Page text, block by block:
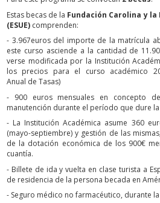
Estas becas de la Fundación Carolina y
(ESUE) comprenden:
- 3.967euros del importe de la matrícula
este curso asciende a la cantidad de
verse modificada por la Institución
los precios para el curso académico
Anual de Tasas)
- 900 euros mensuales en concepto
manutención durante el período que dure la
- La Institución Académica asume 360
(mayo-septiembre) y gestión de las
de la dotación económica de los 900€
cuantía.
- Billete de ida y vuelta en clase turista a
de residencia de la persona becada en
- Seguro médico no farmacéutico, durante la